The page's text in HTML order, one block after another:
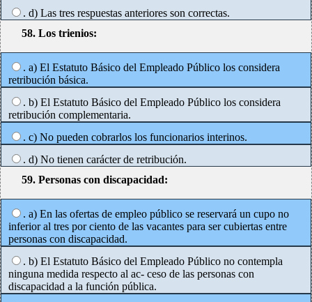
. d) Las tres respuestas anteriores son correctas.
58. Los trienios:
. a) El Estatuto Básico del Empleado Público los considera
retribución básica.
. b) El Estatuto Básico del Empleado Público los considera
retribución complementaria.
. c) No pueden cobrarlos los funcionarios interinos.
. d) No tienen carácter de retribución.
59. Personas con discapacidad:
. a) En las ofertas de empleo público se reservará un cupo no
inferior al tres por ciento de las vacantes para ser cubiertas entre
personas con discapacidad.
. b) El Estatuto Básico del Empleado Público no contempla
ninguna medida respecto al ac- ceso de las personas con
discapacidad a la función pública.